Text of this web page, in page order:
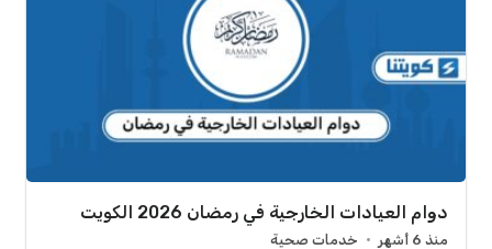
دوام العيادات الخارجية في رمضان 2026 الكويت
منذ 6 أشهر خدمات صحية